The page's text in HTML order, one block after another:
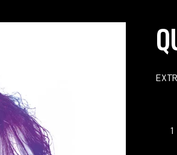
1